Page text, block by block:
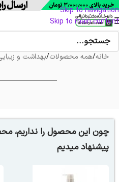
Skip to navigation
Skip to main content
خانه/همه محصولات/بهداشت و
چون این محصول را نداریم،
پیشنهاد میدیم